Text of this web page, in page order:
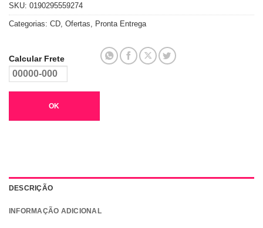
SKU: 0190295559274
Categorias: CD, Ofertas, Pronta Entrega
Calcular Frete
OK
DESCRIÇÃO
INFORMAÇÃO ADICIONAL